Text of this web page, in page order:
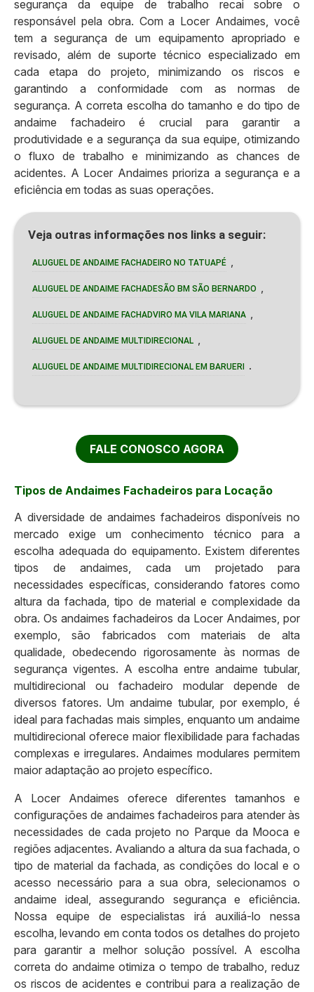
segurança da equipe de trabalho recai sobre o
responsável pela obra. Com a Locer Andaimes, você
tem a segurança de um equipamento apropriado e
revisado, além de suporte técnico especializado em
cada etapa do projeto, minimizando os riscos e
garantindo a conformidade com as normas de
segurança. A correta escolha do tamanho e do tipo de
andaime fachadeiro é crucial para garantir a
produtividade e a segurança da sua equipe, otimizando
o fluxo de trabalho e minimizando as chances de
acidentes. A Locer Andaimes prioriza a segurança e a
eficiência em todas as suas operações.
Veja outras informações nos links a seguir:
ALUGUEL DE ANDAIME FACHADEIRO NO TATUAPÉ
ALUGUEL DE ANDAIME FACHADESÃO BM SÃO BERNARDO
ALUGUEL DE ANDAIME FACHADVIRO MA VILA MARIANA
ALUGUEL DE ANDAIME MULTIDIRECIONAL
ALUGUEL DE ANDAIME MULTIDIRECIONAL EM BARUERI .
FALE CONOSCO AGORA
Tipos de Andaimes Fachadeiros para Locação
A diversidade de andaimes fachadeiros disponíveis no
mercado exige um conhecimento técnico para a
escolha adequada do equipamento. Existem diferentes
tipos de andaimes, cada um projetado para
necessidades específicas, considerando fatores como
altura da fachada, tipo de material e complexidade da
obra. Os andaimes fachadeiros da Locer Andaimes, por
exemplo, são fabricados com materiais de alta
qualidade, obedecendo rigorosamente às normas de
segurança vigentes. A escolha entre andaime tubular,
multidirecional ou fachadeiro modular depende de
diversos fatores. Um andaime tubular, por exemplo, é
ideal para fachadas mais simples, enquanto um andaime
multidirecional oferece maior flexibilidade para fachadas
complexas e irregulares. Andaimes modulares permitem
maior adaptação ao projeto específico.
A Locer Andaimes oferece diferentes tamanhos e
configurações de andaimes fachadeiros para atender às
necessidades de cada projeto no Parque da Mooca e
regiões adjacentes. Avaliando a altura da sua fachada, o
tipo de material da fachada, as condições do local e o
acesso necessário para a sua obra, selecionamos o
andaime ideal, assegurando segurança e eficiência.
Nossa equipe de especialistas irá auxiliá-lo nessa
escolha, levando em conta todos os detalhes do projeto
para garantir a melhor solução possível. A escolha
correta do andaime otimiza o tempo de trabalho, reduz
os riscos de acidentes e contribui para a realização de